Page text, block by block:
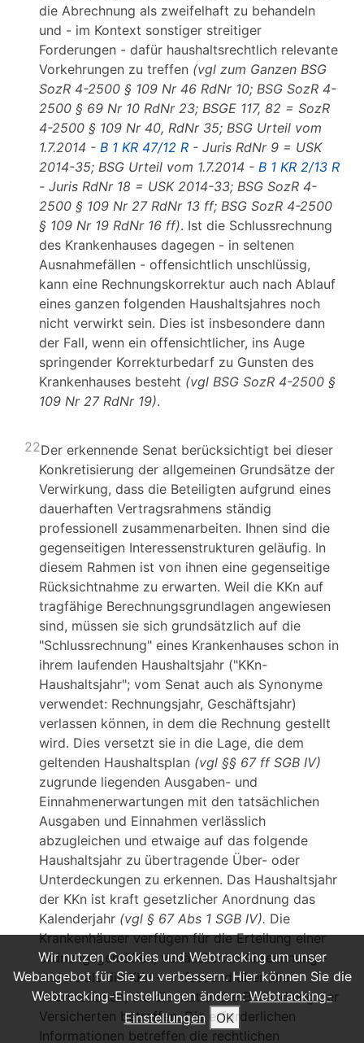
die Abrechnung als zweifelhaft zu behandeln
und - im Kontext sonstiger streitiger
Forderungen - dafür haushaltsrechtlich relevante
Vorkehrungen zu treffen (vgl zum Ganzen BSG
SozR 4-2500 § 109 Nr 46 RdNr 10; BSG SozR 4-
2500 § 69 Nr 10 RdNr 23; BSGE 117, 82 = SozR
4-2500 § 109 Nr 40, RdNr 35; BSG Urteil vom
1.7.2014 - B 1 KR 47/12 R - Juris RdNr 9 = USK
2014-35; BSG Urteil vom 1.7.2014 - B 1 KR 2/13 R
- Juris RdNr 18 = USK 2014-33; BSG SozR 4-
2500 § 109 Nr 27 RdNr 13 ff; BSG SozR 4-2500
§ 109 Nr 19 RdNr 16 ff). Ist die Schlussrechnung
des Krankenhauses dagegen - in seltenen
Ausnahmefällen - offensichtlich unschlüssig,
kann eine Rechnungskorrektur auch nach Ablauf
eines ganzen folgenden Haushaltsjahres noch
nicht verwirkt sein. Dies ist insbesondere dann
der Fall, wenn ein offensichtlicher, ins Auge
springender Korrekturbedarf zu Gunsten des
Krankenhauses besteht (vgl BSG SozR 4-2500 §
109 Nr 27 RdNr 19).
22Der erkennende Senat berücksichtigt bei dieser
Konkretisierung der allgemeinen Grundsätze der
Verwirkung, dass die Beteiligten aufgrund eines
dauerhaften Vertragsrahmens ständig
professionell zusammenarbeiten. Ihnen sind die
gegenseitigen Interessenstrukturen geläufig. In
diesem Rahmen ist von ihnen eine gegenseitige
Rücksichtnahme zu erwarten. Weil die KKn auf
tragfähige Berechnungsgrundlagen angewiesen
sind, müssen sie sich grundsätzlich auf die
"Schlussrechnung" eines Krankenhauses schon in
ihrem laufenden Haushaltsjahr ("KKn-
Haushaltsjahr"; vom Senat auch als Synonyme
verwendet: Rechnungsjahr, Geschäftsjahr)
verlassen können, in dem die Rechnung gestellt
wird. Dies versetzt sie in die Lage, die dem
geltenden Haushaltsplan (vgl §§ 67 ff SGB IV)
zugrunde liegenden Ausgaben- und
Einnahmenerwartungen mit den tatsächlichen
Ausgaben und Einnahmen verlässlich
abzugleichen und etwaige auf das folgende
Haushaltsjahr zu übertragende Über- oder
Unterdeckungen zu erkennen. Das Haushaltsjahr
der KKn ist kraft gesetzlicher Anordnung das
Kalenderjahr (vgl § 67 Abs 1 SGB IV). Die
Krankenhäuser verfügen für die Erteilung einer
ordnungsgemäßen, verlässlichen Abrechnung -
anders als die KKn - umfassend über alle
Informationen, die die stationäre Behandlung der
Versicherten betreffen. Die erforderlichen
Informationen betreffen die rechtlichen
Wir nutzen Cookies und Webtracking um unser
Webangebot für Sie zu verbessern. Hier können Sie die
Webtracking-Einstellungen ändern: Webtracking-
Einstellungen
OK